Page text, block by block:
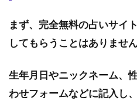
が多
い
あな
まず、完全無料の占いサイ
してもらうことはありません
生年月日やニックネーム、
わせフォームなどに記入し